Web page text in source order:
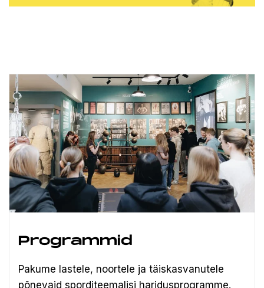
Programmid
Pakume lastele, noortele ja täiskasvanutele
põnevaid sporditeemalisi haridusprogramme.